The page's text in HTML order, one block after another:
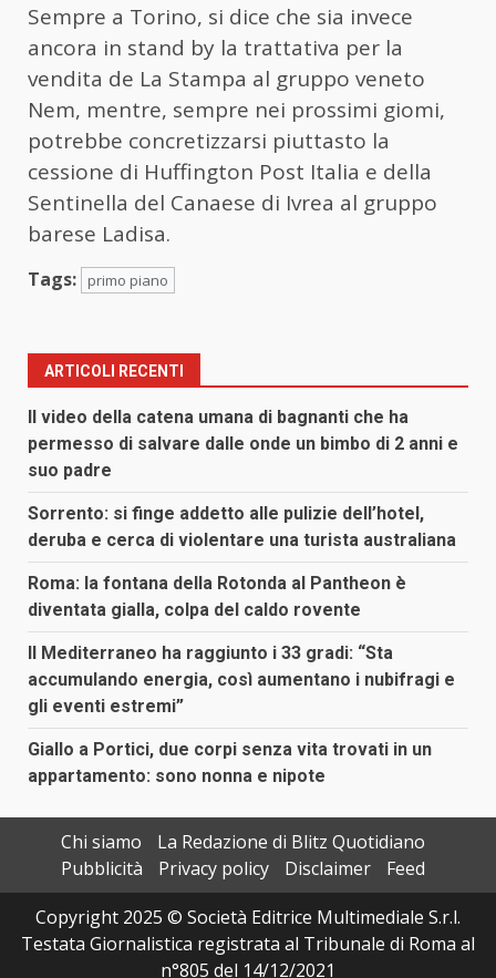
Sempre a Torino, si dice che sia invece
ancora in stand by la trattativa per la
vendita de La Stampa al gruppo veneto
Nem, mentre, sempre nei prossimi giomi,
potrebbe concretizzarsi piuttasto la
cessione di Huffington Post Italia e della
Sentinella del Canaese di Ivrea al gruppo
barese Ladisa.
Tags: primo piano
ARTICOLI RECENTI
Il video della catena umana di bagnanti che ha
permesso di salvare dalle onde un bimbo di 2 anni e
suo padre
Sorrento: si finge addetto alle pulizie dell’hotel,
deruba e cerca di violentare una turista australiana
Roma: la fontana della Rotonda al Pantheon è
diventata gialla, colpa del caldo rovente
Il Mediterraneo ha raggiunto i 33 gradi: “Sta
accumulando energia, così aumentano i nubifragi e
gli eventi estremi”
Giallo a Portici, due corpi senza vita trovati in un
appartamento: sono nonna e nipote
Chi siamo
La Redazione di Blitz Quotidiano
Pubblicità
Privacy policy Disclaimer
Feed
Copyright 2025 © Società Editrice Multimediale S.r.l.
Testata Giornalistica registrata al Tribunale di Roma al
n°805 del 14/12/2021